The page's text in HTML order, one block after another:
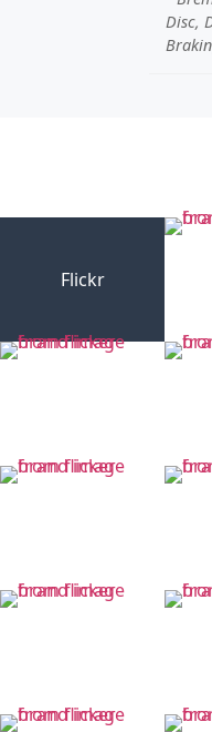
Disc,
Flickr